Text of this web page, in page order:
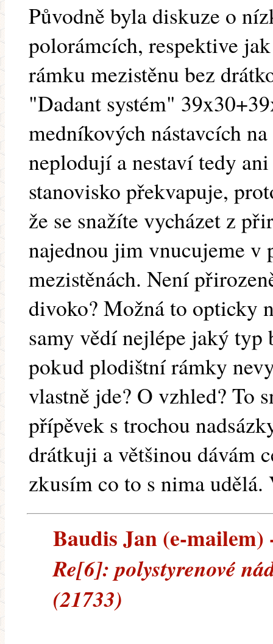
Původně byla diskuze o
polorámcích, respektive
rámku mezistěnu bez
"Dadant systém"
medníkových nástavcích
neplodují a nestaví tedy
stanovisko překvapuje,
že se snažíte vycházet z
najednou jim vnucujeme v
mezistěnách. Není
divoko? Možná to opticky
samy vědí nejlépe jaký
pokud plodištní rámky
vlastně jde? O vzhled? To
přípěvek s trochou
drátkuji a většinou dávám
zkusím co to s nima udělá.
Baudis Jan (e-mailem)
Re[6]: polystyrenové
(21733)